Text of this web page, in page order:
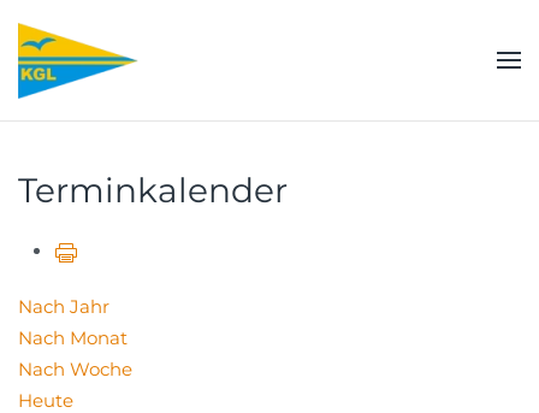
Zum Hauptinhalt springen
Terminkalender
Nach Jahr
Nach Monat
Nach Woche
Heute